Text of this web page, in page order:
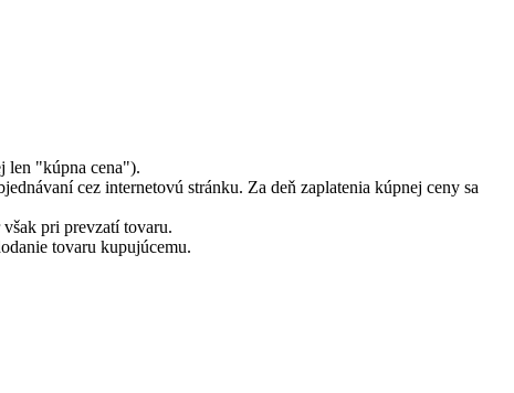
len "kúpna cena").
cez internetovú stránku. Za deň zaplatenia kúpnej ceny sa
pri prevzatí tovaru.
tovaru kupujúcemu.